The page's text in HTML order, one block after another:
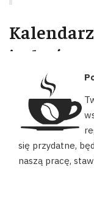
jechać?
Planując swoją
warto dostosować
roku, każda z nich
Maj-
Temperatury 15-
Nasz portal używa
naszych zasobów,
celach
się przydatne,
naszą pracę,